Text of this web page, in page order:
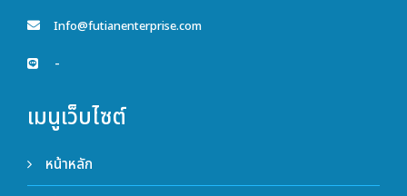
Info@futianenterprise.com
-
เมนูเว็บไซต์
หน้าหลัก